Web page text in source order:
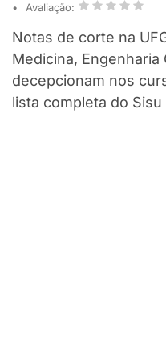
Avaliação:
Notas de corte na
Medicina, Engenharia
decepcionam nos
lista completa do Sisu